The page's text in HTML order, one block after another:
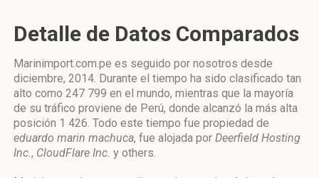
Detalle de Datos Comparados
Marinimport.com.pe es seguido por nosotros desde
diciembre, 2014. Durante el tiempo ha sido clasificado tan
alto como 247 799 en el mundo, mientras que la mayoría
de su tráfico proviene de Perú, donde alcanzó la más alta
posición 1 426. Todo este tiempo fue propiedad de
eduardo marin machuca, fue alojada por Deerfield Hosting
Inc., CloudFlare Inc. y others.